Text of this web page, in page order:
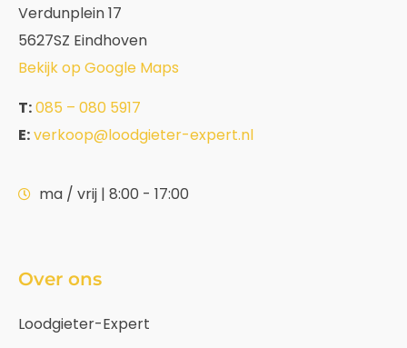
Verdunplein 17
5627SZ Eindhoven
Bekijk op Google Maps
T:085 – 080 5917
E:verkoop@loodgieter-expert.nl
ma / vrij | 8:00 - 17:00
Over ons
Loodgieter-Expert